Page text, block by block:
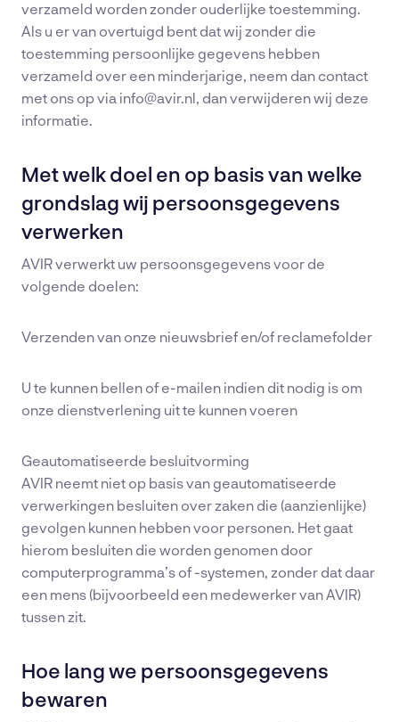
verzameld worden zonder ouderlijke toestemming.
Als u er van overtuigd bent dat wij zonder die
toestemming persoonlijke gegevens hebben
verzameld over een minderjarige, neem dan contact
met ons op via info@avir.nl, dan verwijderen wij deze
informatie.
Met welk doel en op basis van welke
grondslag wij persoonsgegevens
verwerken
AVIR verwerkt uw persoonsgegevens voor de
volgende doelen:
Verzenden van onze nieuwsbrief en/of reclamefolder
U te kunnen bellen of e-mailen indien dit nodig is om
onze dienstverlening uit te kunnen voeren
Geautomatiseerde besluitvorming
AVIR neemt niet op basis van geautomatiseerde
verwerkingen besluiten over zaken die (aanzienlijke)
gevolgen kunnen hebben voor personen. Het gaat
hierom besluiten die worden genomen door
computerprogramma’s of -systemen, zonder dat daar
een mens (bijvoorbeeld een medewerker van AVIR)
tussen zit.
Hoe lang we persoonsgegevens
bewaren